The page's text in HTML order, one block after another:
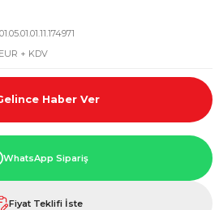
+ KDV
Haber Ver
WhatsApp Sipariş
Fiyat Teklifi İste